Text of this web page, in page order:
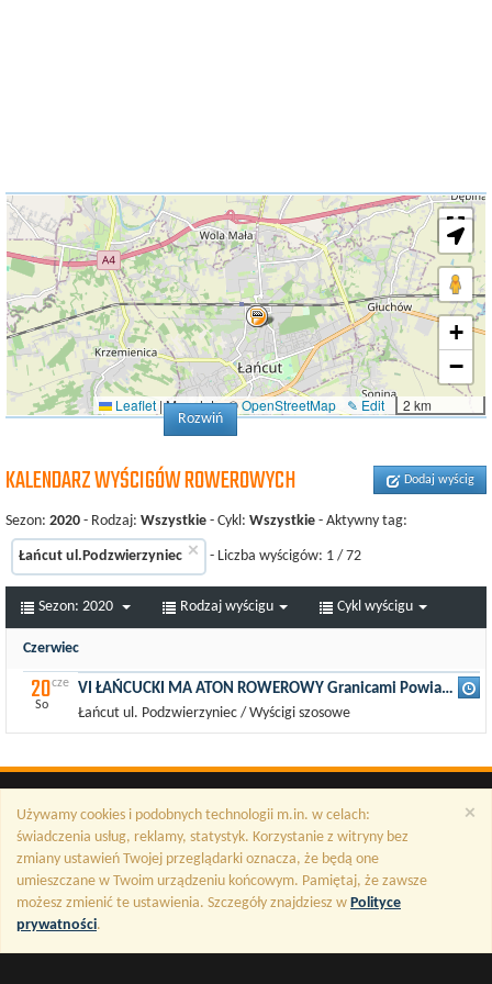
+
−
2 km
✎ Edit
Leaflet |Map data: ©OpenStreetMap
Rozwiń
KALENDARZ WYŚCIGÓW ROWEROWYCH Dodaj wyścig
Sezon: 2020 - Rodzaj: Wszystkie - Cykl: Wszystkie - Aktywny tag:
Łańcut ul.Podzwierzyniec × - Liczba wyścigów: 1 / 72
Sezon: 2020 Rodzaj wyścigu Cykl wyścigu
Czerwiec
20cze
So
VI ŁAŃCUCKI MA ATON ROWEROWY Granicami Powiatu 225 km
Łańcut ul. Podzwierzyniec / Wyścigi szosowe
×
Używamy cookies i podobnych technologii m.in. w celach:
świadczenia usług, reklamy, statystyk. Korzystanie z witryny bez
zmiany ustawień Twojej przeglądarki oznacza, że będą one
umieszczane w Twoim urządzeniu końcowym. Pamiętaj, że zawsze
możesz zmienić te ustawienia. Szczegóły znajdziesz w Polityce
prywatności.